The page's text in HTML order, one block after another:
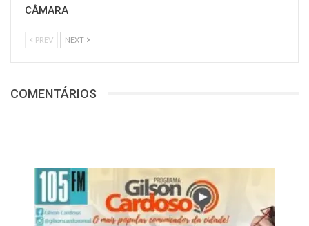
CÂMARA
PREV NEXT
COMENTÁRIOS